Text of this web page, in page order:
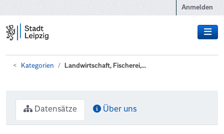
Anmelden
Kategorien Landwirtschaft, Fischerei,...
Datensätze Über uns